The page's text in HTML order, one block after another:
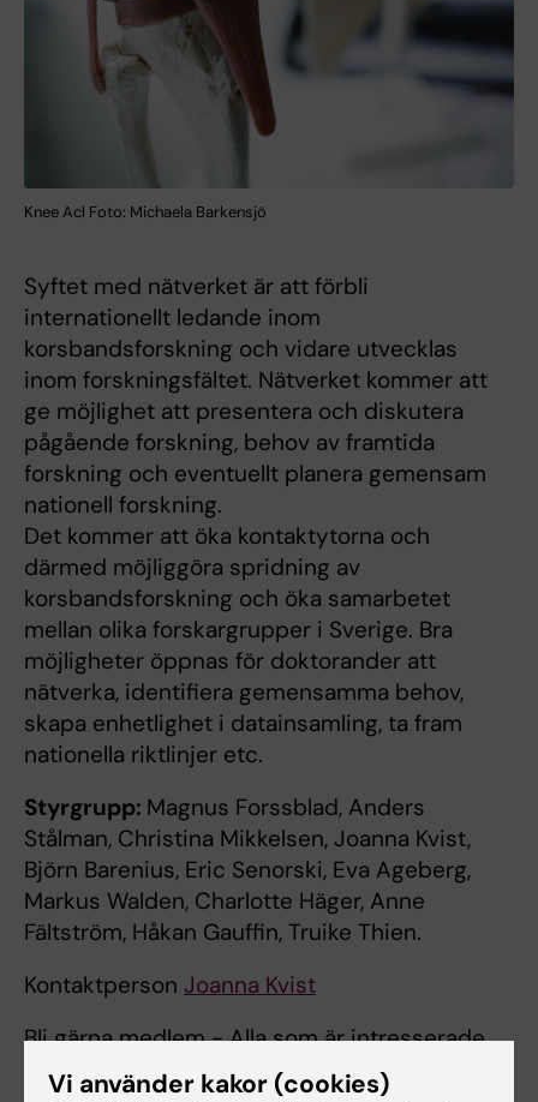
Knee Acl Foto: Michaela Barkensjö
Syftet med nätverket är att förbli
internationellt ledande inom
korsbandsforskning och vidare utvecklas
inom forskningsfältet. Nätverket kommer att
ge möjlighet att presentera och diskutera
pågående forskning, behov av framtida
forskning och eventuellt planera gemensam
nationell forskning.
Det kommer att öka kontaktytorna och
därmed möjliggöra spridning av
korsbandsforskning och öka samarbetet
mellan olika forskargrupper i Sverige. Bra
möjligheter öppnas för doktorander att
nätverka, identifiera gemensamma behov,
skapa enhetlighet i datainsamling, ta fram
nationella riktlinjer etc.
Styrgrupp: Magnus Forssblad, Anders
Stålman, Christina Mikkelsen, Joanna Kvist,
Björn Barenius, Eric Senorski, Eva Ageberg,
Markus Walden, Charlotte Häger, Anne
Fältström, Håkan Gauffin, Truike Thien.
Kontaktperson Joanna Kvist
Bli gärna medlem - Alla som är intresserade
av forskning inom främre korsbandsskador.
Vi använder kakor (cookies)